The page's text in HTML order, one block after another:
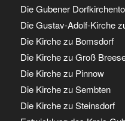
Die Gubener
Die Gustav-Adolf-Kirche
Die Kirche zu Bomsdorf
Die Kirche zu Groß
Die Kirche zu Pinnow
Die Kirche zu Sembten
Die Kirche zu Steinsdorf